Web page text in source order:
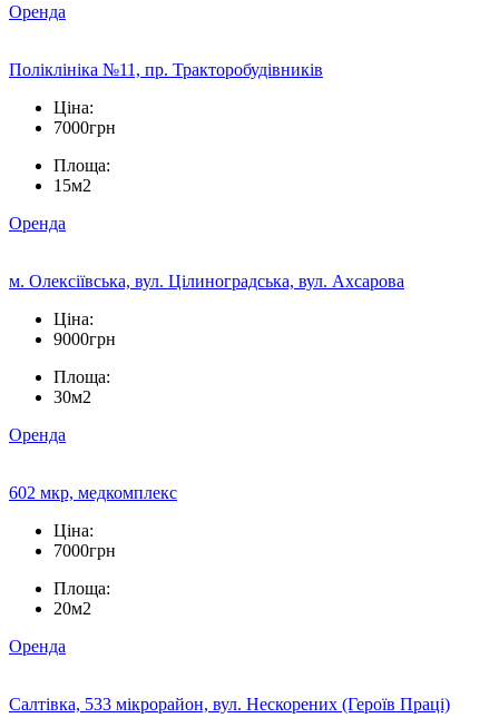
Оренда
Поліклініка №11, пр. Тракторобудівників
Ціна:
7000грн
Площа:
15м2
Оренда
м. Олексіївська, вул. Цілиноградська, вул. Ахсарова
Ціна:
9000грн
Площа:
30м2
Оренда
602 мкр, медкомплекс
Ціна:
7000грн
Площа:
20м2
Оренда
Салтівка, 533 мікрорайон, вул. Нескорених (Героїв Праці)